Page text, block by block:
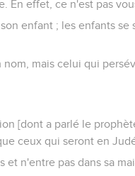
En effet, ce n'est pas
enfant ; les enfants
mais celui qui
[dont a parlé le
ceux qui seront en
n'entre pas dans sa